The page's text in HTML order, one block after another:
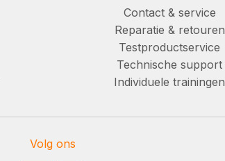
Contact & service
Reparatie & retouren
Testproductservice
Technische support
Individuele trainingen
Volg ons